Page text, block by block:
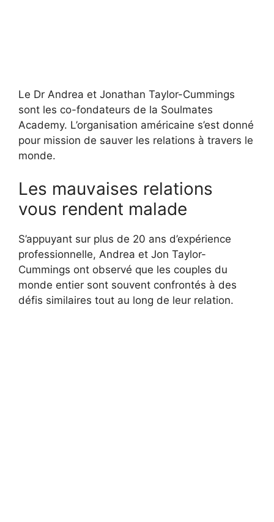
Le Dr Andrea et Jonathan Taylor-Cummings
sont les co-fondateurs de la Soulmates
Academy. L’organisation américaine s’est donné
pour mission de sauver les relations à travers le
monde.
Les mauvaises relations
vous rendent malade
S’appuyant sur plus de 20 ans d’expérience
professionnelle, Andrea et Jon Taylor-
Cummings ont observé que les couples du
monde entier sont souvent confrontés à des
défis similaires tout au long de leur relation.